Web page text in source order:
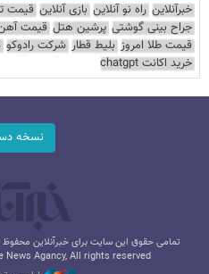
خبرآنلاین راه نو آنلاین بازی آنلاین قیمت
جراح بینی گوشتی پرشین هتل قیمت آهن
قیمت طلا امروز بلیط قطار شرکت رادوکو
خرید اکانت chatgpt
نسخه
تمامی حقوق این سایت برای خبرآنلاین
Agancy, All rights reserved